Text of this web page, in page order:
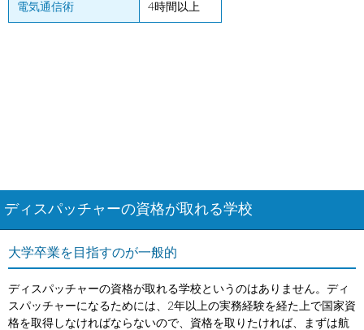
電気通信術 4時間以上
ディスパッチャーの資格が取れる学校
大学卒業を目指すのが一般的
ディスパッチャーの資格が取れる学校というのはありません。ディ
スパッチャーになるためには、2年以上の実務経験を経た上で国家資
格を取得しなければならないので、資格を取りたければ、まずは航